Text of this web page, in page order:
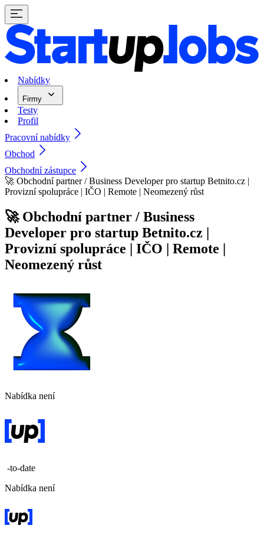
Nabídky
Firmy
Testy
Profil
Pracovní nabídky
Obchod
Obchodní zástupce
🚀 Obchodní partner / Business Developer pro startup Betnito.cz |
Provizní spolupráce | IČO | Remote | Neomezený růst
🚀 Obchodní partner / Business
Developer pro startup Betnito.cz |
Provizní spolupráce | IČO | Remote |
Neomezený růst
Nabídka není
-to-date
Nabídka není